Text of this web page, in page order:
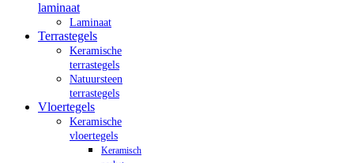
laminaat
Laminaat
Terrastegels
Keramische
terrastegels
Natuursteen
terrastegels
Vloertegels
Keramische
vloertegels
Keramisch